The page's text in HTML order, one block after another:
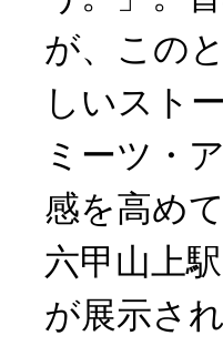
が、この
しいスト
ミーツ・
感を高め
六甲山上
が展示さ